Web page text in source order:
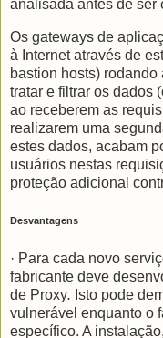
analisada antes de ser
Os gateways de
à Internet através de
bastion hosts)
tratar e filtrar os dados
ao receberem as
realizarem uma
estes dados, acabam
usuários nestas
proteção adicional
Desvantagens
· Para cada novo
fabricante deve
de Proxy. Isto pode
vulnerável enquanto o
específico. A